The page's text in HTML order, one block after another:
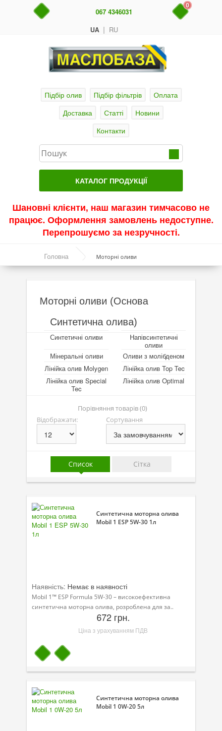
UA | RU
067 4346031
0
Підбір олив Підбір фільтрів
Оплата
Доставка
Статті
Новини
Контакти
КАТАЛОГ ПРОДУКЦІЇ
Актуальні продукти
Акції
Моторні оливи
Напівсинтетичні оливи
Мінеральні оливи
Оливи з молібденом
Лінійка олив Molygen
Лінійка олив Top Tec
Лінійка олив Special Tec
Лінійка олив Optimal
Присадки
Присадки до систем охолодження
Автокосметика
Трансмісійні оливи
Догляд за кондиціонером
Клеї і герметики
Мастила
Спеціальні програми
Моторна олива для мотоцикла
Шановні клієнти, наш магазин тимчасово не
працює. Оформлення замовлень недоступне.
Перепрошуємо за незручності.
Головна Моторні оливи
Моторні оливи (Основа
Синтетична олива)
Синтетичні оливи
Напівсинтетичні
оливи
Мінеральні оливи
Оливи з молібденом
Лінійка олив Molygen
Лінійка олив Top Tec
Лінійка олив Special
Tec
Лінійка олив Optimal
Порівняння товарів (0)
Відображати:
Сортування
Список Сітка
Синтетична моторна олива
Mobil 1 ESP 5W-30 1л
Наявність: Немає в наявності
Mobil 1™ ESP Formula 5W-30 – високоефективна
синтетична моторна олива, розроблена для за..
672 грн.
Ціна з урахуванням ПДВ
Синтетична моторна олива
Mobil 1 0W-20 5л